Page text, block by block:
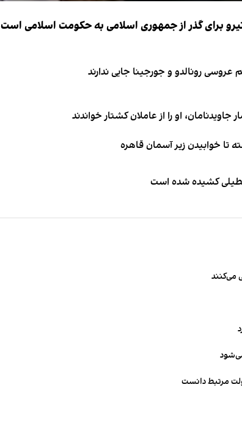
برای گذر از جمهوری اسلامی به حکومت اسلامی است
او را از عاملان کشتار خواندند
کشیده شده است
می‌کنند
مرتبط دانست